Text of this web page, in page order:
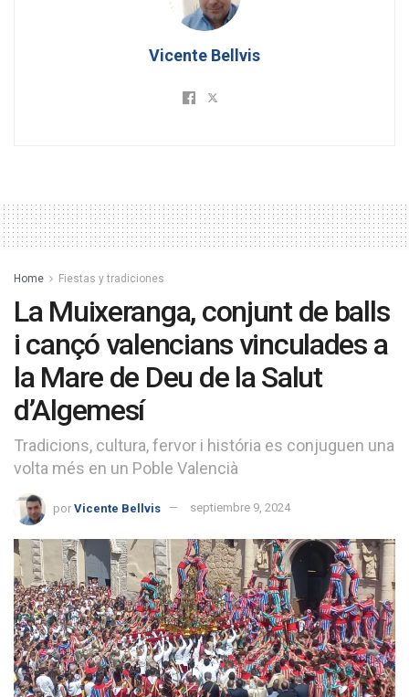
Vicente Bellvis
Home Fiestas y tradiciones
La Muixeranga, conjunt de balls
i cançó valencians vinculades a
la Mare de Deu de la Salut
d’Algemesí
Tradicions, cultura, fervor i história es conjuguen una
volta més en un Poble Valencià
por Vicente Bellvis septiembre 9, 2024